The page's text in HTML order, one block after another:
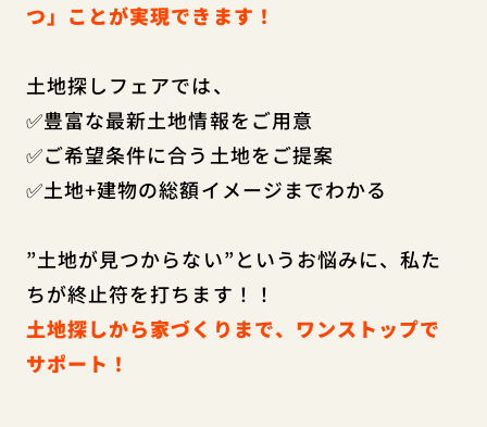
つ」ことが実現できます！
土地探しフェアでは、
✅豊富な最新土地情報をご用意
✅ご希望条件に合う土地をご提案
✅土地+建物の総額イメージまでわかる
”土地が見つからない”というお悩みに、私た
ちが終止符を打ちます！！
土地探しから家づくりまで、ワンストップで
サポート！